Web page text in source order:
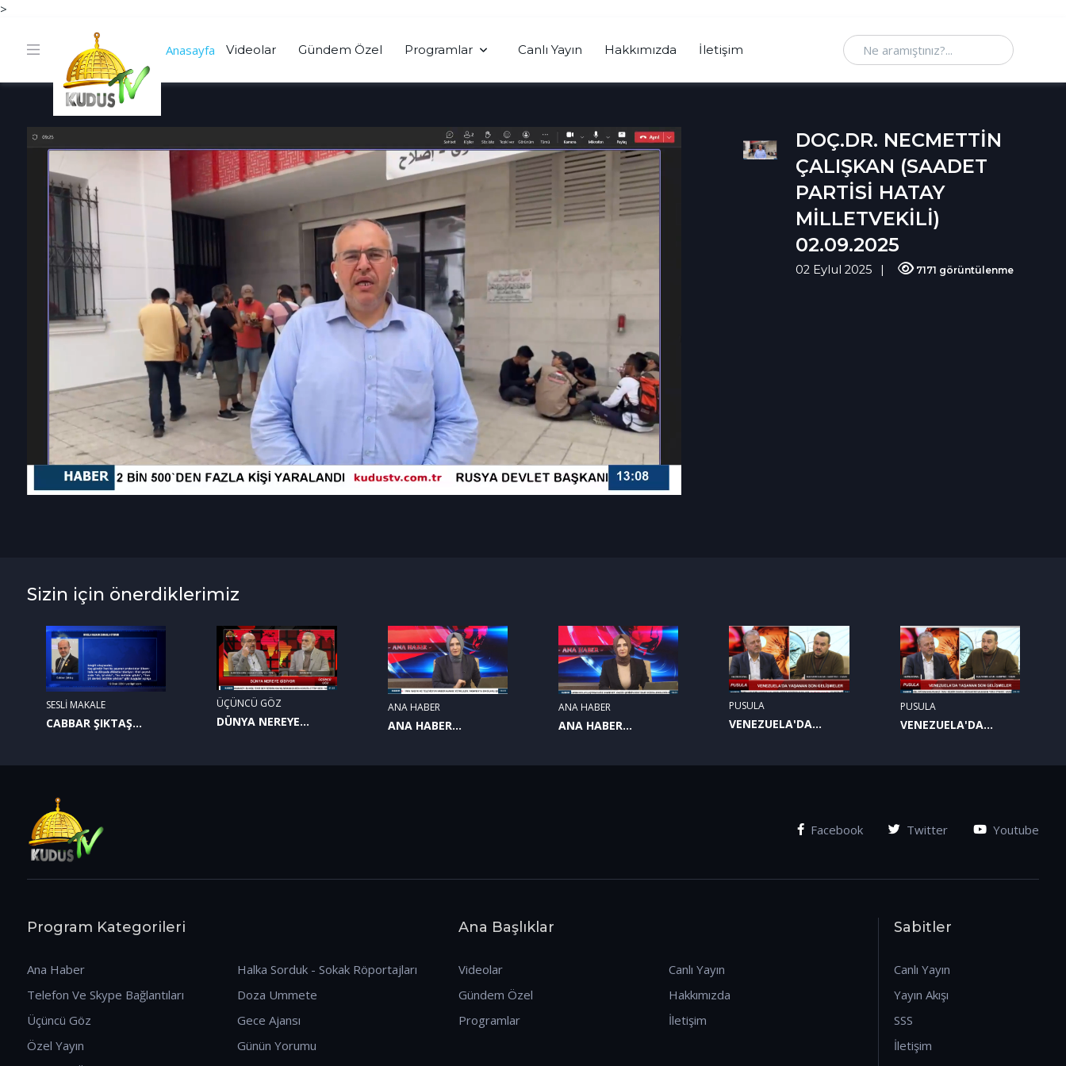
>
Anasayfa Videolar Gündem Özel Programlar Canlı Yayın Hakkımızda İletişim Ne aramıştınız
DOÇ.DR. NECMETTİN
ÇALIŞKAN (SAADET
PARTİSİ HATAY
MİLLETVEKİLİ)
02.09.2025
02 Eylul 2025 7171 görüntülenme
Sizin için önerdiklerimiz
SESLİ MAKALE
CABBAR ŞIKTAŞ
ÜÇÜNCÜ GÖZ
DÜNYA NEREYE
ANA HABER
ANA HABER
ANA HABER
ANA HABER
PUSULA
VENEZUELA'DA
PUSULA
VENEZUELA'DA
Facebook Twitter Youtube
Program Kategorileri
Ana Haber
Telefon Ve Skype Bağlantıları
Üçüncü Göz
Özel Yayın
Halka Sorduk - Sokak Röportajları
Doza Ummete
Gece Ajansı
Günün Yorumu
Ana Başlıklar
Videolar
Gündem Özel
Programlar
Canlı Yayın
Hakkımızda
İletişim
Sabitler
Canlı Yayın
Yayın Akışı
SSS
İletişim